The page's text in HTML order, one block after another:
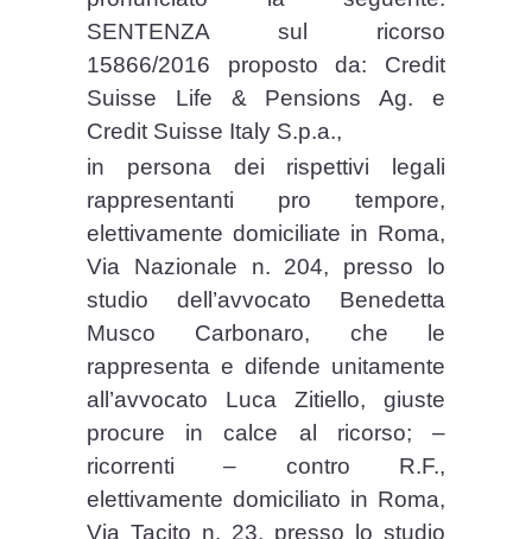
SENTENZA sul ricorso
15866/2016 proposto da: Credit
Suisse Life & Pensions Ag. e
Credit Suisse Italy S.p.a.,
in persona dei rispettivi legali
rappresentanti pro tempore,
elettivamente domiciliate in Roma,
Via Nazionale n. 204, presso lo
studio dell’avvocato Benedetta
Musco Carbonaro, che le
rappresenta e difende unitamente
all’avvocato Luca Zitiello, giuste
procure in calce al ricorso; –
ricorrenti – contro R.F.,
elettivamente domiciliato in Roma,
Via Tacito n. 23, presso lo studio